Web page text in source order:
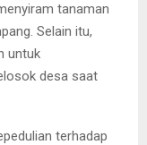
tanaman
Selain itu,
untuk
desa saat
terhadap